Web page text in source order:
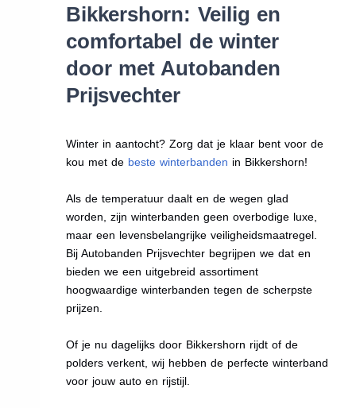
Bikkershorn: Veilig en
comfortabel de winter
door met Autobanden
Prijsvechter
Winter in aantocht? Zorg dat je klaar bent voor de
kou met de beste winterbanden in Bikkershorn!
Als de temperatuur daalt en de wegen glad
worden, zijn winterbanden geen overbodige luxe,
maar een levensbelangrijke veiligheidsmaatregel.
Bij Autobanden Prijsvechter begrijpen we dat en
bieden we een uitgebreid assortiment
hoogwaardige winterbanden tegen de scherpste
prijzen.
Of je nu dagelijks door Bikkershorn rijdt of de
polders verkent, wij hebben de perfecte winterband
voor jouw auto en rijstijl.